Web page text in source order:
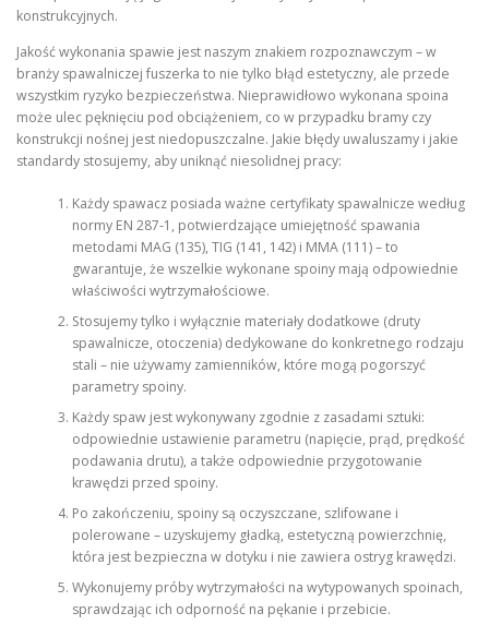
konstrukcyjnych.
Jakość wykonania spawie jest naszym znakiem rozpoznawczym – w
branży spawalniczej fuszerka to nie tylko błąd estetyczny, ale przede
wszystkim ryzyko bezpieczeństwa. Nieprawidłowo wykonana spoina
może ulec pęknięciu pod obciążeniem, co w przypadku bramy czy
konstrukcji nośnej jest niedopuszczalne. Jakie błędy uwaluszamy i jakie
standardy stosujemy, aby uniknąć niesolidnej pracy:
Każdy spawacz posiada ważne certyfikaty spawalnicze według
normy EN 287-1, potwierdzające umiejętność spawania
metodami MAG (135), TIG (141, 142) i MMA (111) – to
gwarantuje, że wszelkie wykonane spoiny mają odpowiednie
właściwości wytrzymałościowe.
Stosujemy tylko i wyłącznie materiały dodatkowe (druty
spawalnicze, otoczenia) dedykowane do konkretnego rodzaju
stali – nie używamy zamienników, które mogą pogorszyć
parametry spoiny.
Każdy spaw jest wykonywany zgodnie z zasadami sztuki:
odpowiednie ustawienie parametru (napięcie, prąd, prędkość
podawania drutu), a także odpowiednie przygotowanie
krawędzi przed spoiny.
Po zakończeniu, spoiny są oczyszczane, szlifowane i
polerowane – uzyskujemy gładką, estetyczną powierzchnię,
która jest bezpieczna w dotyku i nie zawiera ostryg krawędzi.
Wykonujemy próby wytrzymałości na wytypowanych spoinach,
sprawdzając ich odporność na pękanie i przebicie.